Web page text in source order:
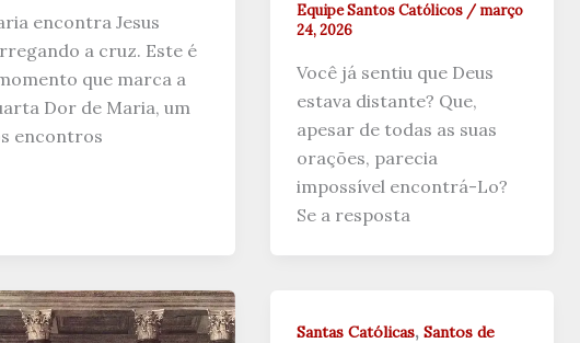
encontra Jesus
a cruz. Este é
que marca a
Dor de Maria, um
encontros
Equipe Santos Católicos / março
24, 2026
Você já sentiu que Deus
estava distante? Que,
apesar de todas as suas
orações, parecia
impossível encontrá-Lo?
Se a resposta
Santas Católicas,Santos de